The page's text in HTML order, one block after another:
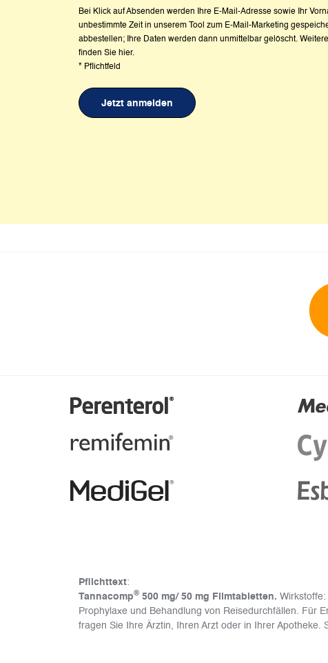
Bei Klick auf Absenden werden Ihre E-Mail-Adresse sowie Ihr
unbestimmte Zeit in unserem Tool zum E-Mail-Marketing
abbestellen; Ihre Daten werden dann unmittelbar gelöscht.
finden Sie hier.
* Pflichtfeld
Pflichttext:
Tannacomp® 500 mg/ 50 mg Filmtabletten.
Prophylaxe und Behandlung von Reisedurchfällen. Für
fragen Sie Ihre Ärztin, Ihren Arzt oder in Ihrer Apotheke.